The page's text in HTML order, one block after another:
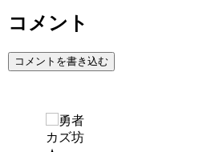
コメント
コメントを書き込む